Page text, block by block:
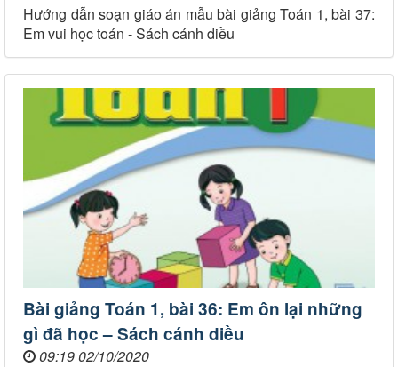
Hướng dẫn soạn giáo án mẫu bài giảng Toán 1, bài 37:
Em vui học toán - Sách cánh diều
Bài giảng Toán 1, bài 36: Em ôn lại những
gì đã học – Sách cánh diều
09:19 02/10/2020